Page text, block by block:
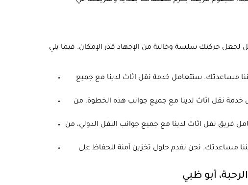
لجعل حركتك سلسة وخالية من الإجهاد قدر الإمكان. فيما يلي
مساعدتك. ستتعامل خدمة نقل اثاث لدينا مع جميع
نقل اثاث لدينا مع جميع جوانب هذه الخطوة، من
فريق نقل اثاث لدينا مع جميع جوانب النقل الدولي، من
مساعدتك. نحن نقدم حلول تخزين آمنة للحفاظ على
أبو ظبي